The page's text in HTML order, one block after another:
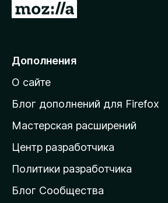
П
е
й
т
и
а
д
о
а
Дополнения
О сайте
Блог дополнений для Firefox
Мастерская расширений
Центр разработчика
Политики разработчика
Блог Сообщества